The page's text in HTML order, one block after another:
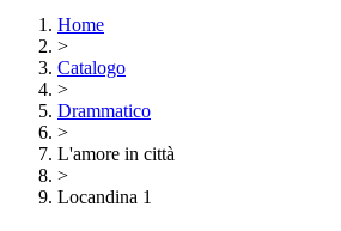
Home
>
Catalogo
>
Drammatico
>
L'amore in città
>
Locandina 1